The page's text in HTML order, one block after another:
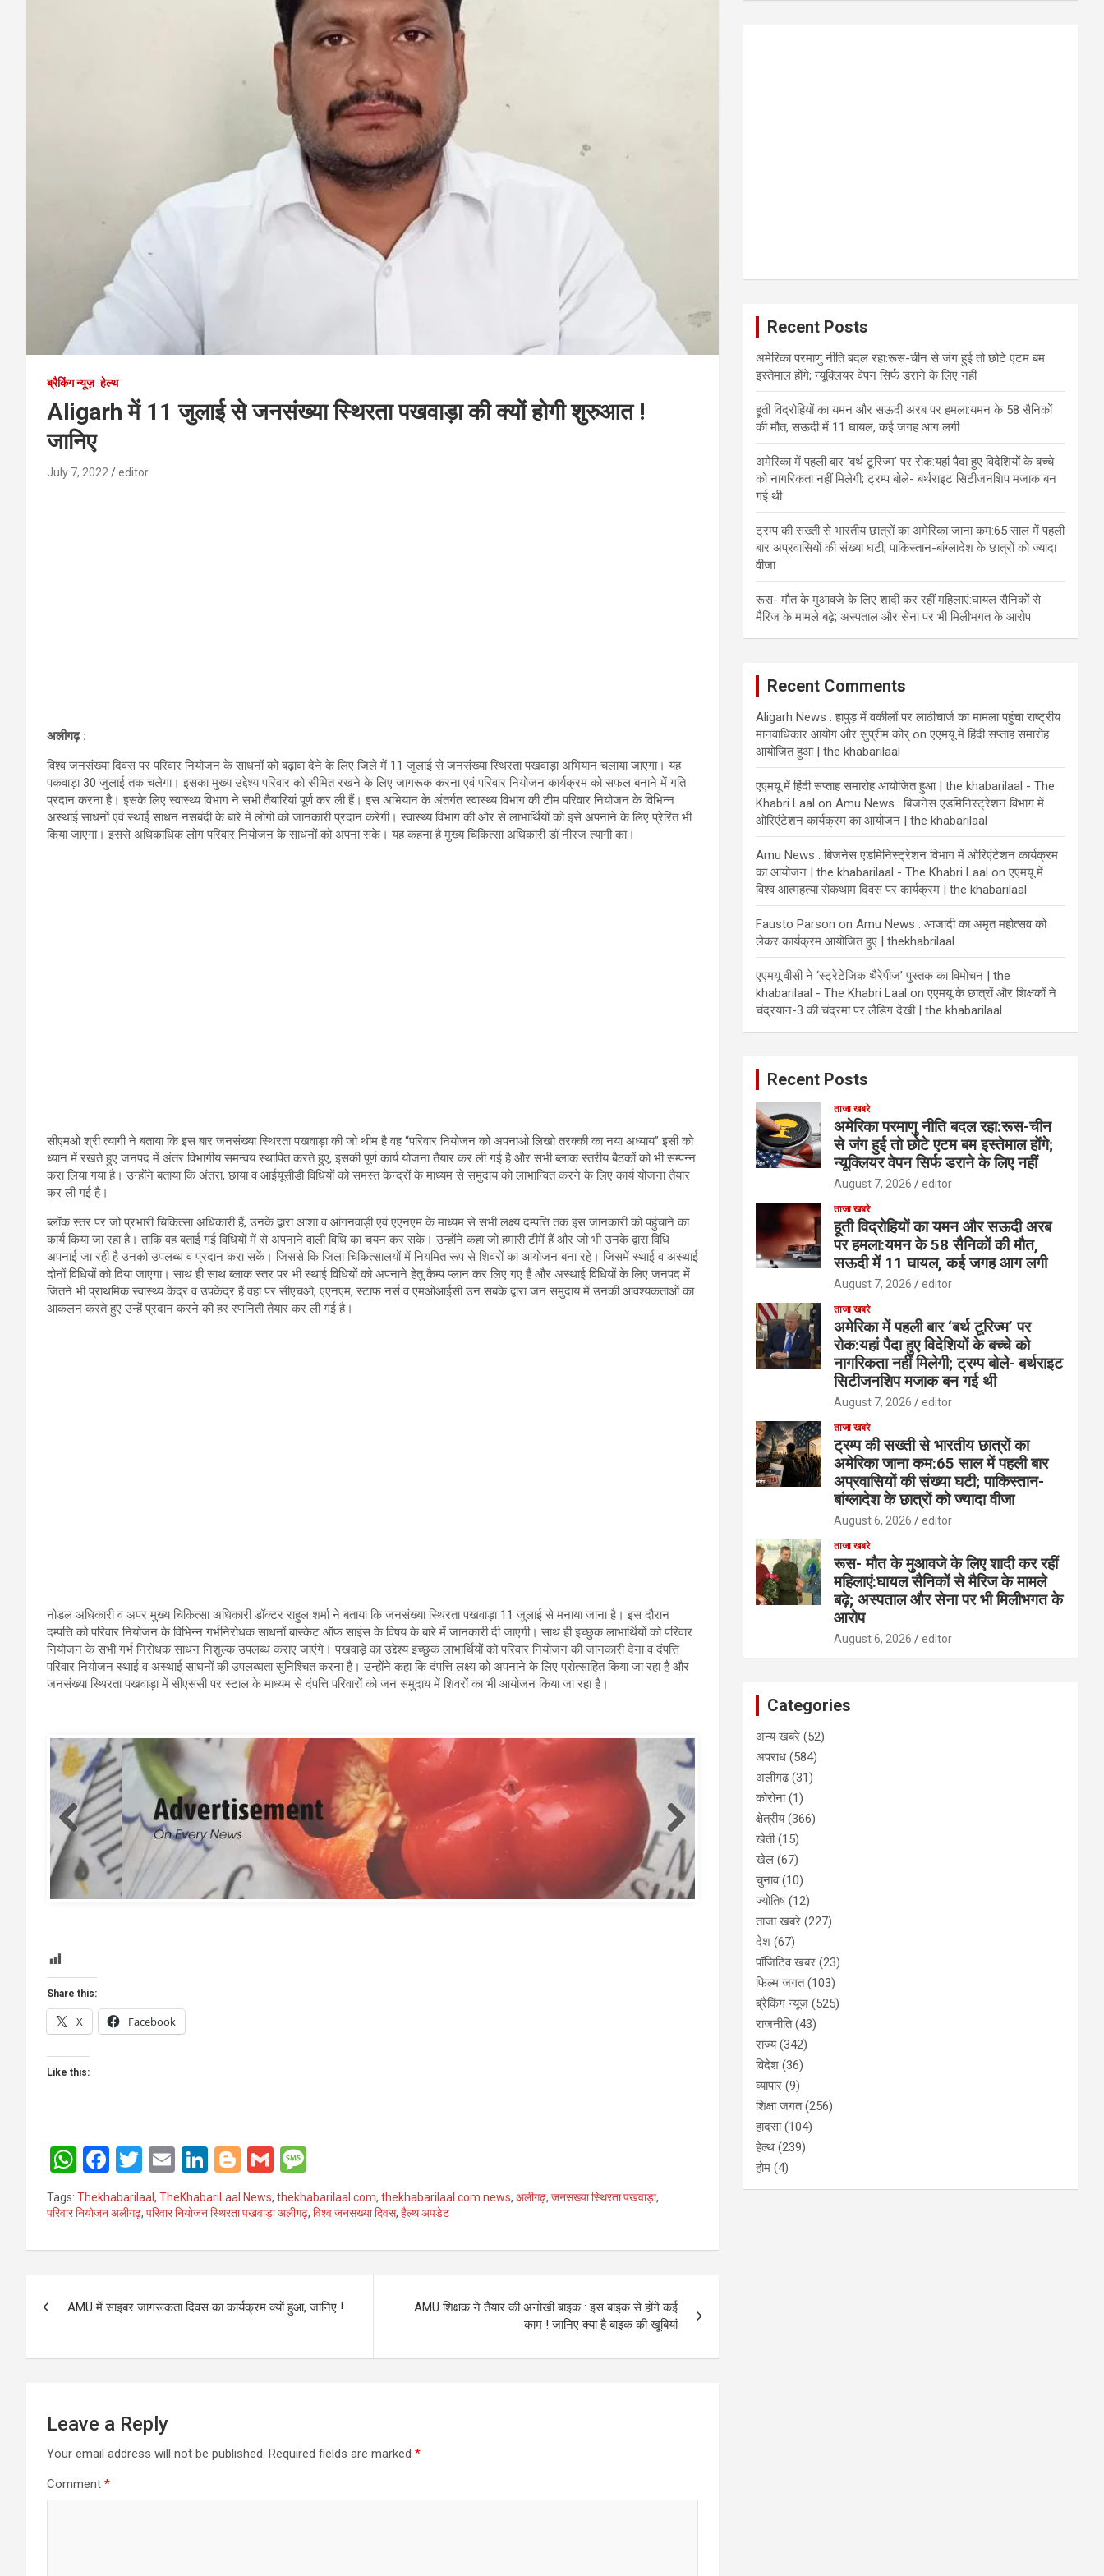
ब्रैकिंग न्यूज़ हेल्थ
Aligarh में 11 जुलाई से जनसंख्या स्थिरता पखवाड़ा की क्यों होगी शुरुआत !
जानिए
July 7, 2022 editor
अलीगढ़ :
विश्व जनसंख्या दिवस पर परिवार नियोजन के साधनों को बढ़ावा देने के लिए जिले में 11 जुलाई से जनसंख्या स्थिरता पखवाड़ा अभियान चलाया जाएगा। यह
पकवाड़ा 30 जुलाई तक चलेगा। इसका मुख्य उद्देश्य परिवार को सीमित रखने के लिए जागरूक करना एवं परिवार नियोजन कार्यक्रम को सफल बनाने में गति
प्रदान करना है। इसके लिए स्वास्थ्य विभाग ने सभी तैयारियां पूर्ण कर ली हैं। इस अभियान के अंतर्गत स्वास्थ्य विभाग की टीम परिवार नियोजन के विभिन्न
अस्थाई साधनों एवं स्थाई साधन नसबंदी के बारे में लोगों को जानकारी प्रदान करेगी। स्वास्थ्य विभाग की ओर से लाभार्थियों को इसे अपनाने के लिए प्रेरित भी
किया जाएगा। इससे अधिकाधिक लोग परिवार नियोजन के साधनों को अपना सके। यह कहना है मुख्य चिकित्सा अधिकारी डॉ नीरज त्यागी का।
सीएमओ श्री त्यागी ने बताया कि इस बार जनसंख्या स्थिरता पखवाड़ा की जो थीम है वह “परिवार नियोजन को अपनाओ लिखो तरक्की का नया अध्याय” इसी को
ध्यान में रखते हुए जनपद में अंतर विभागीय समन्वय स्थापित करते हुए, इसकी पूर्ण कार्य योजना तैयार कर ली गई है और सभी ब्लाक स्तरीय बैठकों को भी सम्पन्न
करा लिया गया है। उन्होंने बताया कि अंतरा, छाया व आईयूसीडी विधियों को समस्त केन्द्रों के माध्यम से समुदाय को लाभान्वित करने के लिए कार्य योजना तैयार
कर ली गई है।
ब्लॉक स्तर पर जो प्रभारी चिकित्सा अधिकारी हैं, उनके द्वारा आशा व आंगनवाड़ी एवं एएनएम के माध्यम से सभी लक्ष्य दम्पत्ति तक इस जानकारी को पहुंचाने का
कार्य किया जा रहा है। ताकि वह बताई गई विधियों में से अपनाने वाली विधि का चयन कर सके। उन्होंने कहा जो हमारी टीमें हैं और जो भी उनके द्वारा विधि
अपनाई जा रही है उनको उपलब्ध व प्रदान करा सकें। जिससे कि जिला चिकित्सालयों में नियमित रूप से शिवरों का आयोजन बना रहे। जिसमें स्थाई व अस्थाई
दोनों विधियों को दिया जाएगा। साथ ही साथ ब्लाक स्तर पर भी स्थाई विधियों को अपनाने हेतु कैम्प प्लान कर लिए गए हैं और अस्थाई विधियों के लिए जनपद में
जितने भी प्राथमिक स्वास्थ्य केंद्र व उपकेंद्र हैं वहां पर सीएचओ, एएनएम, स्टाफ नर्स व एमओआईसी उन सबके द्वारा जन समुदाय में उनकी आवश्यकताओं का
आकलन करते हुए उन्हें प्रदान करने की हर रणनिती तैयार कर ली गई है।
नोडल अधिकारी व अपर मुख्य चिकित्सा अधिकारी डॉक्टर राहुल शर्मा ने बताया कि जनसंख्या स्थिरता पखवाड़ा 11 जुलाई से मनाया जाना है। इस दौरान
दम्पत्ति को परिवार नियोजन के विभिन्न गर्भनिरोधक साधनों बास्केट ऑफ साइंस के विषय के बारे में जानकारी दी जाएगी। साथ ही इच्छुक लाभार्थियों को परिवार
नियोजन के सभी गर्भ निरोधक साधन निशुल्क उपलब्ध कराए जाएंगे। पखवाड़े का उद्देश्य इच्छुक लाभार्थियों को परिवार नियोजन की जानकारी देना व दंपत्ति
परिवार नियोजन स्थाई व अस्थाई साधनों की उपलब्धता सुनिश्चित करना है। उन्होंने कहा कि दंपत्ति लक्ष्य को अपनाने के लिए प्रोत्साहित किया जा रहा है और
जनसंख्या स्थिरता पखवाड़ा में सीएससी पर स्टाल के माध्यम से दंपत्ति परिवारों को जन समुदाय में शिवरों का भी आयोजन किया जा रहा है।
template
Share this:
X Facebook
Like this:
W
h
at
p
F
a
ce
k
T
wi
tt
E
m
ail
Li
n
ke
Bl
o
g
G
m
ail
es
s
Tags: Thekhabarilaal, TheKhabariLaal News, thekhabarilaal.com, thekhabarilaal.com news, अलीगढ़, जनसख्या स्थिरता पखवाड़ा,
परिवार नियोजन अलीगढ़, परिवार नियोजन स्थिरता पखवाड़ा अलीगढ़, विश्व जनसख्या दिवस, हैल्थ अपडेट
navigation
AMU में साइबर जागरूकता दिवस का कार्यक्रम क्यों हुआ, जानिए !
AMU शिक्षक ने तैयार की अनोखी बाइक : इस बाइक से होंगे कई
काम ! जानिए क्या है बाइक की खूबियां
Leave a Reply
Your email address will not be published. Required fields are marked *
Comment *
Recent Posts
अमेरिका परमाणु नीति बदल रहा:रूस-चीन से जंग हुई तो छोटे एटम बम
इस्तेमाल होंगे; न्यूक्लियर वेपन सिर्फ डराने के लिए नहीं
हूती विद्रोहियों का यमन और सऊदी अरब पर हमला:यमन के 58 सैनिकों
की मौत, सऊदी में 11 घायल, कई जगह आग लगी
अमेरिका में पहली बार ‘बर्थ टूरिज्म’ पर रोक:यहां पैदा हुए विदेशियों के बच्चे
को नागरिकता नहीं मिलेगी; ट्रम्प बोले- बर्थराइट सिटीजनशिप मजाक बन
गई थी
ट्रम्प की सख्ती से भारतीय छात्रों का अमेरिका जाना कम:65 साल में पहली
बार अप्रवासियों की संख्या घटी; पाकिस्तान-बांग्लादेश के छात्रों को ज्यादा
वीजा
रूस- मौत के मुआवजे के लिए शादी कर रहीं महिलाएं:घायल सैनिकों से
मैरिज के मामले बढ़े; अस्पताल और सेना पर भी मिलीभगत के आरोप
Recent Comments
Aligarh News : हापुड़ में वकीलों पर लाठीचार्ज का मामला पहुंचा राष्ट्रीय
मानवाधिकार आयोग और सुप्रीम कोर् onएएमयू में हिंदी सप्ताह समारोह
आयोजित हुआ | the khabarilaal
एएमयू में हिंदी सप्ताह समारोह आयोजित हुआ | the khabarilaal - The
Khabri Laal onAmu News : बिजनेस एडमिनिस्ट्रेशन विभाग में
ओरिएंटेशन कार्यक्रम का आयोजन | the khabarilaal
Amu News : बिजनेस एडमिनिस्ट्रेशन विभाग में ओरिएंटेशन कार्यक्रम
का आयोजन | the khabarilaal - The Khabri Laal onएएमयू में
विश्व आत्महत्या रोकथाम दिवस पर कार्यक्रम | the khabarilaal
Fausto Parson onAmu News : आजादी का अमृत महोत्सव को
लेकर कार्यक्रम आयोजित हुए | thekhabrilaal
एएमयू वीसी ने ‘स्ट्रेटेजिक थैरेपीज’ पुस्तक का विमोचन | the
khabarilaal - The Khabri Laal onएएमयू के छात्रों और शिक्षकों ने
चंद्रयान-3 की चंद्रमा पर लैंडिंग देखी | the khabarilaal
Recent Posts
ताजा खबरे
अमेरिका परमाणु नीति बदल रहा:रूस-चीन
से जंग हुई तो छोटे एटम बम इस्तेमाल होंगे;
न्यूक्लियर वेपन सिर्फ डराने के लिए नहीं
August 7, 2026 editor
ताजा खबरे
हूती विद्रोहियों का यमन और सऊदी अरब
पर हमला:यमन के 58 सैनिकों की मौत,
सऊदी में 11 घायल, कई जगह आग लगी
August 7, 2026 editor
ताजा खबरे
अमेरिका में पहली बार ‘बर्थ टूरिज्म’ पर
रोक:यहां पैदा हुए विदेशियों के बच्चे को
नागरिकता नहीं मिलेगी; ट्रम्प बोले- बर्थराइट
सिटीजनशिप मजाक बन गई थी
August 7, 2026 editor
ताजा खबरे
ट्रम्प की सख्ती से भारतीय छात्रों का
अमेरिका जाना कम:65 साल में पहली बार
अप्रवासियों की संख्या घटी; पाकिस्तान-
बांग्लादेश के छात्रों को ज्यादा वीजा
August 6, 2026 editor
ताजा खबरे
रूस- मौत के मुआवजे के लिए शादी कर रहीं
महिलाएं:घायल सैनिकों से मैरिज के मामले
बढ़े; अस्पताल और सेना पर भी मिलीभगत के
आरोप
August 6, 2026 editor
Categories
अन्य खबरे (52)
अपराध (584)
अलीगढ(31)
कोरोना(1)
क्षेत्रीय(366)
खेती(15)
खेल (67)
चुनाव(10)
ज्योतिष(12)
ताजा खबरे (227)
देश (67)
पॉजिटिव खबर (23)
फिल्म जगत(103)
ब्रैकिंग न्यूज़ (525)
राजनीति(43)
राज्य(342)
विदेश (36)
व्यापार (9)
शिक्षा जगत(256)
हादसा(104)
हेल्थ (239)
होम (4)